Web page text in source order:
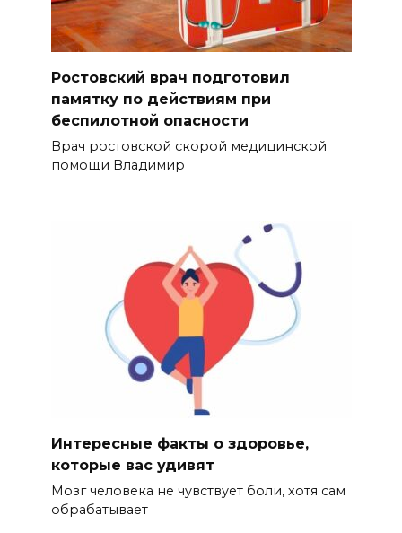
Ростовский врач подготовил
памятку по действиям при
беспилотной опасности
Врач ростовской скорой медицинской
помощи Владимир
Интересные факты о здоровье,
которые вас удивят
Мозг человека не чувствует боли, хотя сам
обрабатывает